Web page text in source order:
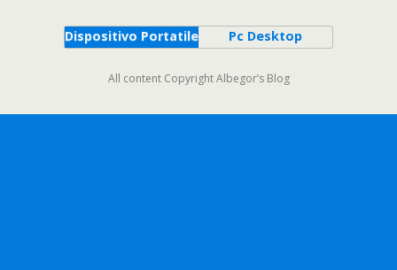
Dispositivo Portatile Pc Desktop
All content Copyright Albegor’s Blog